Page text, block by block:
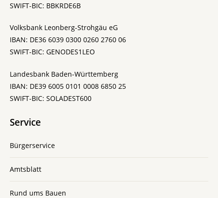
SWIFT-BIC: BBKRDE6B
Volksbank Leonberg-Strohgäu eG
IBAN: DE36 6039 0300 0260 2760 06
SWIFT-BIC: GENODES1LEO
Landesbank Baden-Württemberg
IBAN: DE39 6005 0101 0008 6850 25
SWIFT-BIC: SOLADEST600
Service
Bürgerservice
Amtsblatt
Rund ums Bauen